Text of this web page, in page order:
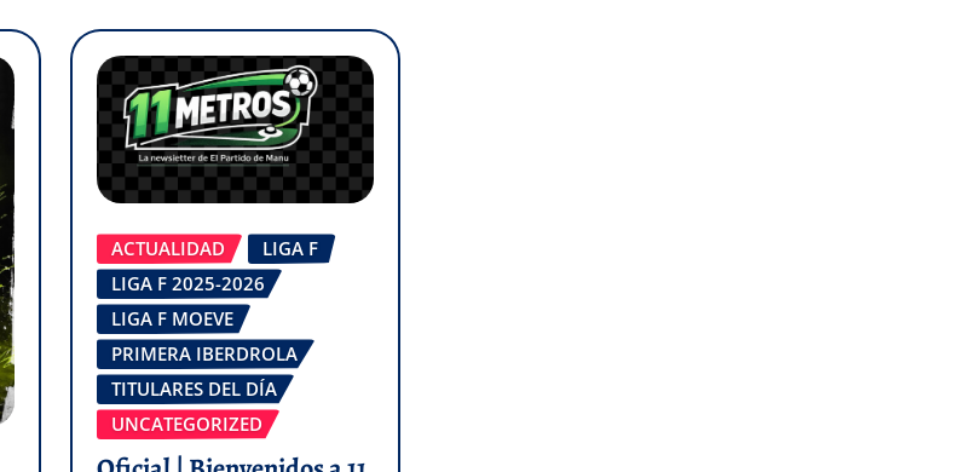
ACTUALIDAD
LIGA F
LIGA F 2025-2026
LIGA F MOEVE
PRIMERA IBERDROLA
TITULARES DEL DÍA
UNCATEGORIZED